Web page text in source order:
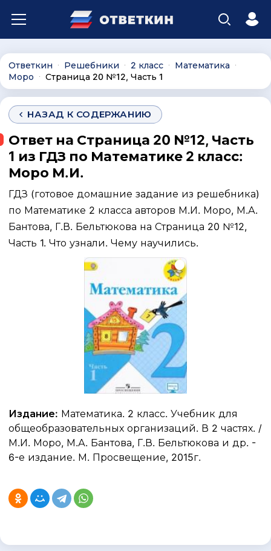
Ответкин ∙ Решебники ∙ 2 класс ∙ Математика ∙
Моро ∙ Страница 20 №12, Часть 1
НАЗАД К СОДЕРЖАНИЮ
Ответ на Страница 20 №12, Часть
1 из ГДЗ по Математике 2 класс:
Моро М.И.
ГДЗ (готовое домашние задание из решебника)
по Математике 2 класса авторов М.И. Моро, М.А.
Бантова, Г.В. Бельтюкова на Страница 20 №12,
Часть 1. Что узнали. Чему научились.
Издание: Математика. 2 класс. Учебник для
общеобразовательных организаций. В 2 частях. /
М.И. Моро, М.А. Бантова, Г.В. Бельтюкова и др. -
6-е издание. М. Просвещение, 2015г.